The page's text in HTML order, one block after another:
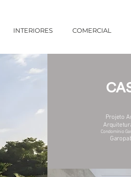
INTERIORES COMERCIAL
Projeto
Condomínio